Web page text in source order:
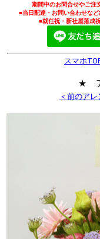
期間中のお問合せやご注
■当日配達・お問い合わせな
■就任祝・新社屋落成
スマホ
★
＜前のアレ